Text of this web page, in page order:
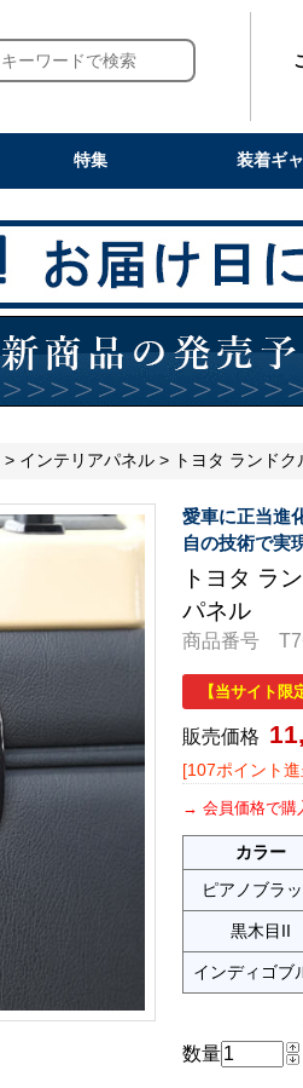
特集 装着ギ
> インテリアパネル > トヨタ ランド
愛車に正当進
自の技術で実
トヨタ ラ
パネル
商品番号
【当サイト限
販売価格
[107ポイント進
会員価格で購
カラー
ピアノブラ
黒木目II
インディゴブ
数量